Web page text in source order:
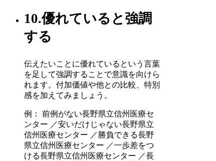
10.優れていると強調
する
伝えたいことに優れているという言葉
を足して強調することで意識を向けら
れます。付加価値や他との比較、特別
感を加えてみましょう。
例： 前例がない長野県立信州医療セ
ンター ／安いだけじゃない長野県立
信州医療センター ／勝負できる長野
県立信州医療センター ／一歩差をつ
ける長野県立信州医療センター ／長